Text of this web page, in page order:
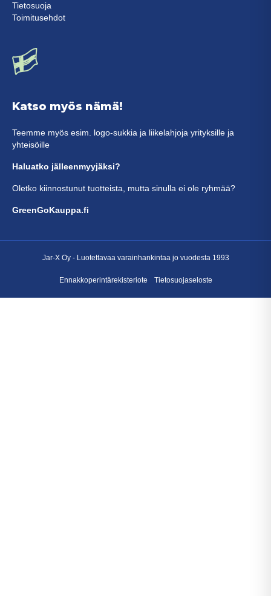
Tietosuoja
Toimitusehdot
Katso myös nämä!
Teemme myös esim. logo-sukkia ja liikelahjoja yrityksille ja
yhteisöille
Haluatko jälleenmyyjäksi?
Oletko kiinnostunut tuotteista, mutta sinulla ei ole ryhmää?
GreenGoKauppa.fi
Jar-X Oy - Luotettavaa varainhankintaajo vuodesta 1993
Ennakkoperintärekisteriote Tietosuojaseloste